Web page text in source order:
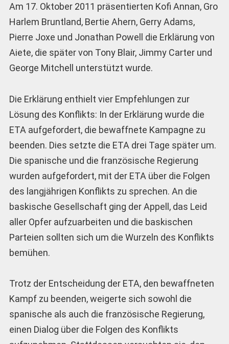
Am 17. Oktober 2011 präsentierten Kofi Annan, Gro
Harlem Bruntland, Bertie Ahern, Gerry Adams,
Pierre Joxe und Jonathan Powell die Erklärung von
Aiete, die später von Tony Blair, Jimmy Carter und
George Mitchell unterstützt wurde.
Die Erklärung enthielt vier Empfehlungen zur
Lösung des Konflikts: In der Erklärung wurde die
ETA aufgefordert, die bewaffnete Kampagne zu
beenden. Dies setzte die ETA drei Tage später um.
Die spanische und die französische Regierung
wurden aufgefordert, mit der ETA über die Folgen
des langjährigen Konflikts zu sprechen. An die
baskische Gesellschaft ging der Appell, das Leid
aller Opfer aufzuarbeiten und die baskischen
Parteien sollten sich um die Wurzeln des Konflikts
bemühen.
Trotz der Entscheidung der ETA, den bewaffneten
Kampf zu beenden, weigerte sich sowohl die
spanische als auch die französische Regierung,
einen Dialog über die Folgen des Konflikts